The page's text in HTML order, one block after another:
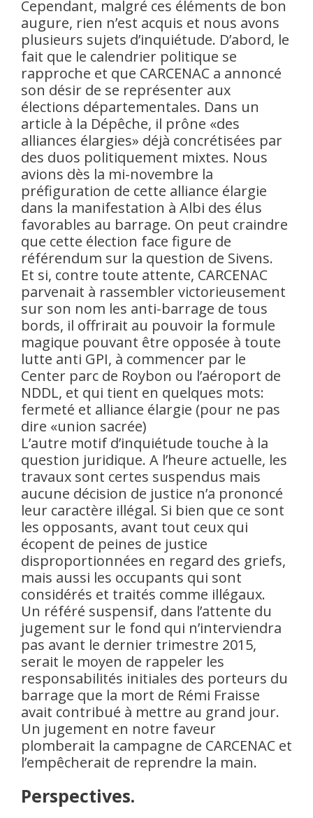
Cependant, malgré ces éléments de bon
augure, rien n’est acquis et nous avons
plusieurs sujets d’inquiétude. D’abord, le
fait que le calendrier politique se
rapproche et que CARCENAC a annoncé
son désir de se représenter aux
élections départementales. Dans un
article à la Dépêche, il prône «des
alliances élargies» déjà concrétisées par
des duos politiquement mixtes. Nous
avions dès la mi-novembre la
préfiguration de cette alliance élargie
dans la manifestation à Albi des élus
favorables au barrage. On peut craindre
que cette élection face figure de
référendum sur la question de Sivens.
Et si, contre toute attente, CARCENAC
parvenait à rassembler victorieusement
sur son nom les anti-barrage de tous
bords, il offrirait au pouvoir la formule
magique pouvant être opposée à toute
lutte anti GPI, à commencer par le
Center parc de Roybon ou l’aéroport de
NDDL, et qui tient en quelques mots:
fermeté et alliance élargie (pour ne pas
dire «union sacrée)
L’autre motif d’inquiétude touche à la
question juridique. A l’heure actuelle, les
travaux sont certes suspendus mais
aucune décision de justice n’a prononcé
leur caractère illégal. Si bien que ce sont
les opposants, avant tout ceux qui
écopent de peines de justice
disproportionnées en regard des griefs,
mais aussi les occupants qui sont
considérés et traités comme illégaux.
Un référé suspensif, dans l’attente du
jugement sur le fond qui n’interviendra
pas avant le dernier trimestre 2015,
serait le moyen de rappeler les
responsabilités initiales des porteurs du
barrage que la mort de Rémi Fraisse
avait contribué à mettre au grand jour.
Un jugement en notre faveur
plomberait la campagne de CARCENAC et
l’empêcherait de reprendre la main.
Perspectives.